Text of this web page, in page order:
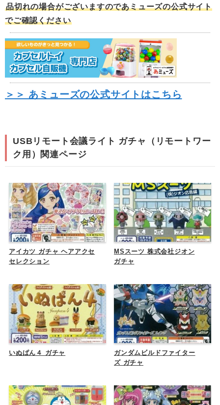
品切れの場合がございますのであミューズの公式サイト
でご確認ください
＞＞ あミューズの公式サイトはこちら
USBリモート会議ライト ガチャ（リモートワー
ク用）関連ページ
アイカツ ガチャ ヘアアクセ
セレクション
MSスーツ 株式会社ジオン
ガチャ
いぬぱん４ ガチャ
ガンダムビルドファイター
ズ ガチャ